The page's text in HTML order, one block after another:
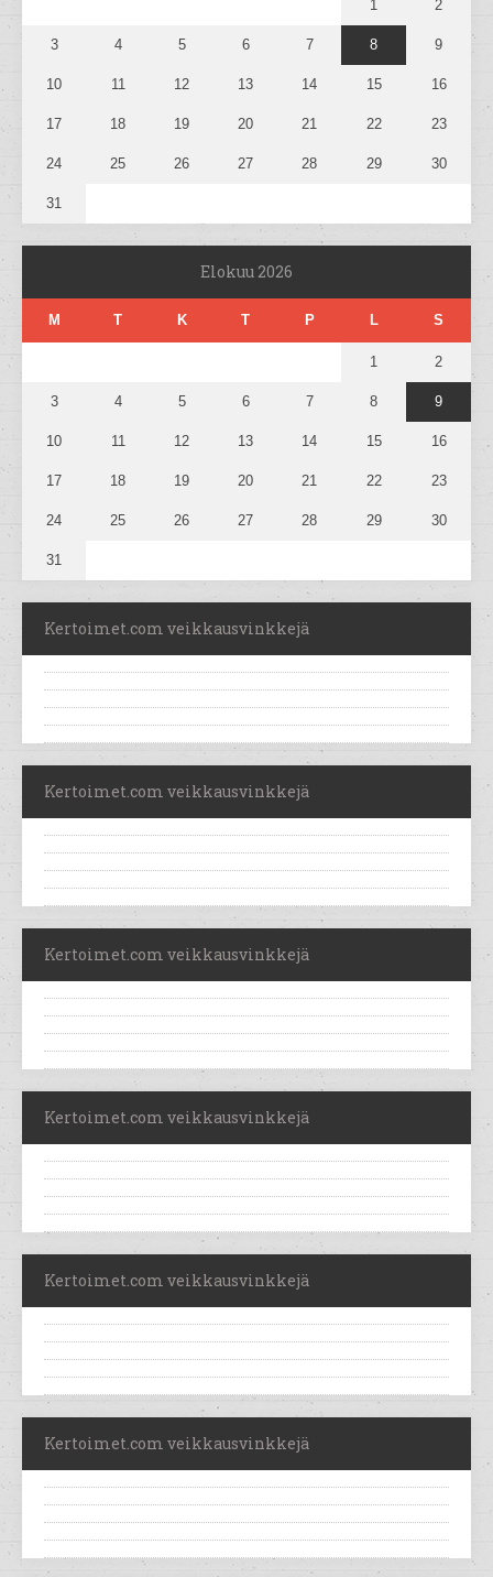
1 2
3 4 5 6 7 8 9
10 11 12 13 14 15 16
17 18 19 20 21 22 23
24 25 26 27 28 29 30
31
Elokuu 2026
M T K T P L S
1 2
3 4 5 6 7 8 9
10 11 12 13 14 15 16
17 18 19 20 21 22 23
24 25 26 27 28 29 30
31
Kertoimet.com veikkausvinkkejä
Kertoimet.com veikkausvinkkejä
Kertoimet.com veikkausvinkkejä
Kertoimet.com veikkausvinkkejä
Kertoimet.com veikkausvinkkejä
Kertoimet.com veikkausvinkkejä